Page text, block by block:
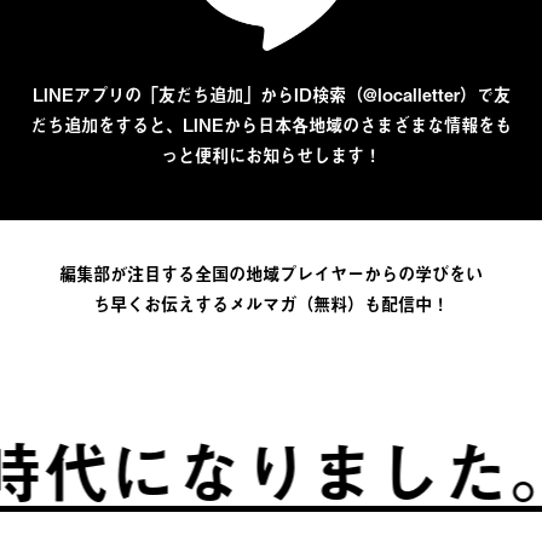
LINEアプリの「友だち追加」からID検索（@localletter）で友
だち追加をすると、LINEから日本各地域のさまざまな情報をも
っと便利にお知らせします！
編集部が注目する全国の地域プレイヤーからの学びをい
ち早くお伝えするメルマガ（無料）も配信中！
なりました。